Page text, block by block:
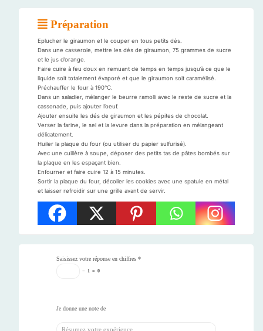
Préparation
Eplucher le giraumon et le couper en tous petits dés.
Dans une casserole, mettre les dés de giraumon, 75 grammes de sucre
et le jus d’orange.
Faire cuire à feu doux en remuant de temps en temps jusqu’à ce que le
liquide soit totalement évaporé et que le giraumon soit caramélisé.
Préchauffer le four à 190°C.
Dans un saladier, mélanger le beurre ramolli avec le reste de sucre et la
cassonade, puis ajouter l’oeuf.
Ajouter ensuite les dés de giraumon et les pépites de chocolat.
Verser la farine, le sel et la levure dans la préparation en mélangeant
délicatement.
Huiler la plaque du four (ou utiliser du papier sulfurisé).
Avec une cuillère à soupe, déposer des petits tas de pâtes bombés sur
la plaque en les espaçant bien.
Enfourner et faire cuire 12 à 15 minutes.
Sortir la plaque du four, décoller les cookies avec une spatule en métal
et laisser refroidir sur une grille avant de servir.
Saisissez votre réponse en chiffres *
− 1 = 0